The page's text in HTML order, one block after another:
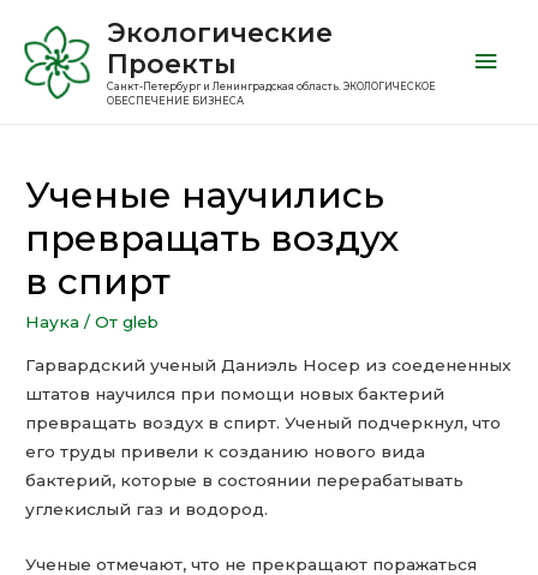
Экологические
Проекты
Санкт-Петербург и Ленинградская область. ЭКОЛОГИЧЕСКОЕ
ОБЕСПЕЧЕНИЕ БИЗНЕСА
Ученые научились
превращать воздух
в спирт
Наука / От gleb
Гарвардский ученый Даниэль Носер из соедененных
штатов научился при помощи новых бактерий
превращать воздух в спирт. Ученый подчеркнул, что
его труды привели к созданию нового вида
бактерий, которые в состоянии перерабатывать
углекислый газ и водород.
Ученые отмечают, что не прекращают поражаться